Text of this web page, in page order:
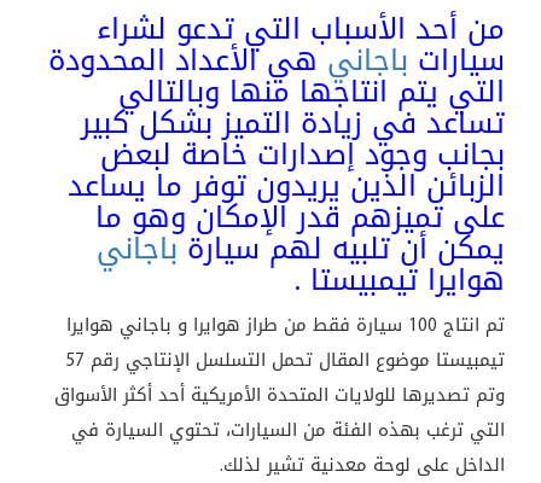
من أحد الأسباب التي تدعو لشراء
سيارات باجانيهي الأعداد المحدودة
التي يتم انتاجها منها وبالتالي
تساعد في زيادة التميز بشكل كبير
بجانب وجود إصدارات خاصة لبعض
الزبائن الذين يريدون توفر ما يساعد
على تميزهم قدر الإمكان وهو ما
يمكن أن تلبيه لهم سيارةباجاني
هوايرا تيمبيستا .
تم انتاج 100 سيارة فقط من طراز هوايرا و باجاني هوايرا
تيمبيستا موضوع المقال تحمل التسلسل الإنتاجي رقم 57
وتم تصديرها للولايات المتحدة الأمريكية أحد أكثر الأسواق
التي ترغب بهذه الفئة من السيارات، تحتوي السيارة في
الداخل على لوحة معدنية تشير لذلك.